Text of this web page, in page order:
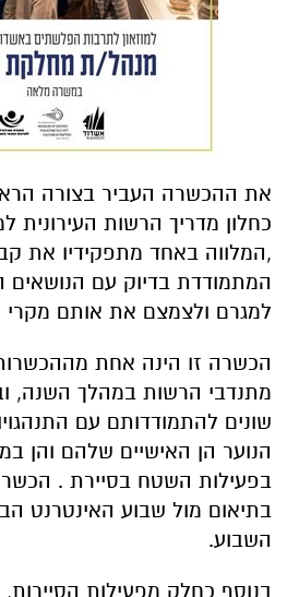
את ההכשרה העביר בצורה
כחלון מדריך הרשות העירונית
,המלווה באחד מתפקידיו את
המתמודדת בדיוק עם הנושאים
למגרם ולצמצם את אותם מקרי
הכשרה זו הינה אחת
מתנדבי הרשות במהלך השנה,
שונים להתמודדותם עם
הנוער הן האישיים שלהם והן
בפעילות השטח בסיירת .
בתיאום מול שבוע האינטרנט
השבוע.
בנוסף כחלק מפעילות